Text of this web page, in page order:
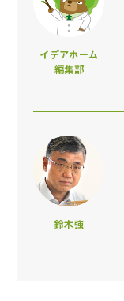
イデアホーム
編集部
鈴木強